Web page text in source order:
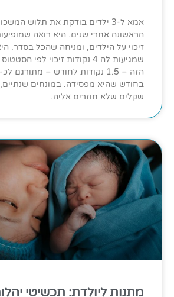
אמא ל-3 ילדים בודקת את תלוש
זיכוי על הילדים, ומניחה שהכל בסדר.
שמגיעות לה 4 נקודות זיכוי לפי
שקלים שלא חוזרים אליה.
מתנות ליולדת: תכשיטי